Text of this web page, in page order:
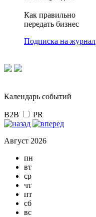
Как правильно
передать бизнес
Подписка на журнал
Календарь событий
B2B PR
Август 2026
пн
вт
ср
чт
пт
сб
вс